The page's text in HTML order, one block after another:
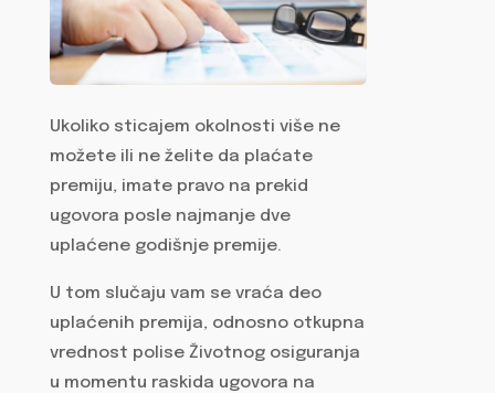
Ukoliko sticajem okolnosti više ne
možete ili ne želite da plaćate
premiju, imate pravo na prekid
ugovora posle najmanje dve
uplaćene godišnje premije.
U tom slučaju vam se vraća deo
uplaćenih premija, odnosno otkupna
vrednost polise Životnog osiguranja
u momentu raskida ugovora na